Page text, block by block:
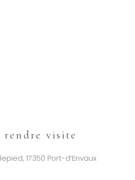
rendre visite
17350 Port-d’Envaux